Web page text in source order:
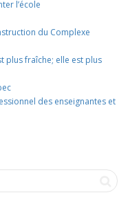
l’école
du Complexe
plus fraîche; elle est plus
des enseignantes et